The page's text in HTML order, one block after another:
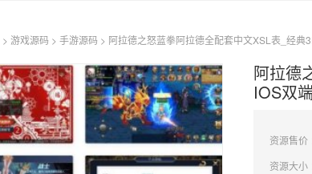
> 游戏源码 > 手游源码 > 阿拉德之怒蓝拳阿拉德全配套中文XSL表_经
阿拉德
IOS双
资源售价
资源大小